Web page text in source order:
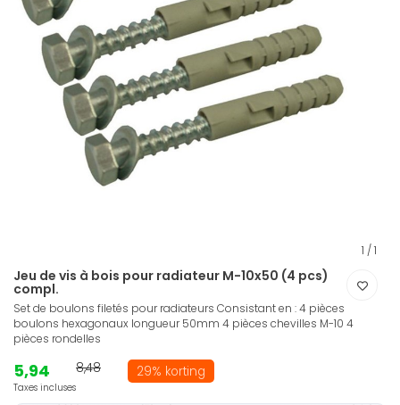
1 / 1
Jeu de vis à bois pour radiateur M-10x50 (4 pcs)
compl.
Set de boulons filetés pour radiateurs Consistant en : 4 pièces
boulons hexagonaux longueur 50mm 4 pièces chevilles M-10 4
pièces rondelles
5,94
Taxes incluses
8,48 29% korting